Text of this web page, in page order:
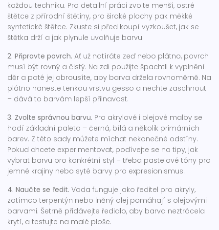
každou techniku. Pro detailní práci zvolte menší, ostré
štětce z přírodní štětiny, pro široké plochy pak měkké
syntetické štětce. Zkuste si před koupí vyzkoušet, jak se
štětka drží a jak plynule uvolňuje barvu.
2. Připravte povrch. Ať už natíráte zeď nebo plátno, povrch
musí být rovný a čistý. Na zdi použijte špachtli k vyplnění
děr a poté jej obrousíte, aby barva držela rovnoměrně. Na
plátno naneste tenkou vrstvu gesso a nechte zaschnout
– dává to barvám lepší přilnavost.
3. Zvolte správnou barvu. Pro akrylové i olejové malby se
hodí základní paleta – černá, bílá a několik primárních
barev. Z této sady můžete míchat nekonečné odstíny.
Pokud chcete experimentovat, podívejte se na tipy, jak
vybrat barvu pro konkrétní styl – třeba pastelové tóny pro
jemné krajiny nebo syté barvy pro expresionismus.
4. Naučte se ředit. Voda funguje jako ředitel pro akryly,
zatímco terpentýn nebo lněný olej pomáhají s olejovými
barvami. Šetrně přidávejte ředidlo, aby barva neztrácela
krytí, a testujte na malé ploše.